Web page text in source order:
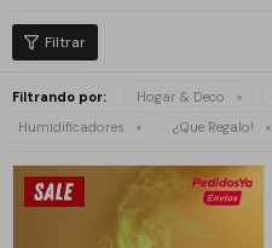
Filtrando por: Hogar & Deco
Humidificadores
¿Que Regalo!